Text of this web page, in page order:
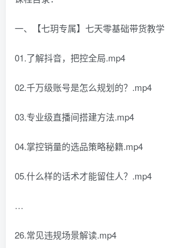
一、【七玥专属】七天零基础带货教学
01.了解抖音，把控全局.mp4
02.千万级账号是怎么规划的？.mp4
03.专业级直播间搭建方法.mp4
04.掌控销量的选品策略秘籍.mp4
05.什么样的话术才能留住人？.mp4
…
26.常见违规场景解读.mp4